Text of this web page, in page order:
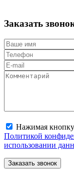
Заказать
Нажимая кнопку
Политикой
использовании
Заказать звонок